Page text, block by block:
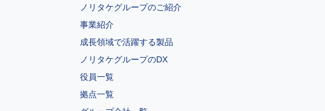
ノリタケグループのご紹介
事業紹介
成長領域で活躍する製品
ノリタケグループのDX
役員一覧
拠点一覧